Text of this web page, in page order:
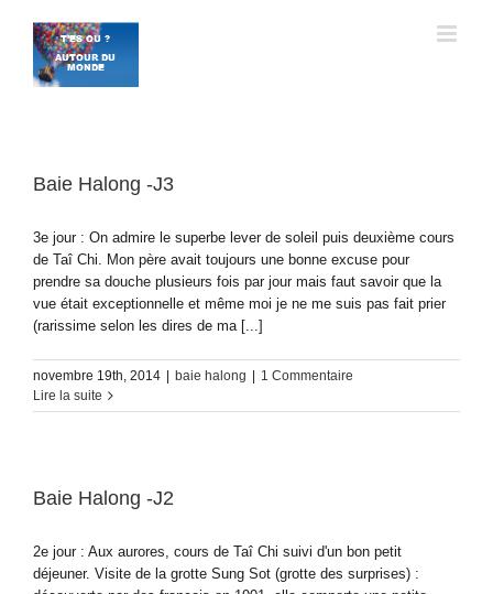
contenu
Baie Halong -J3
3e jour : On admire le superbe lever de soleil puis deuxième cours
de Taî Chi. Mon père avait toujours une bonne excuse pour
prendre sa douche plusieurs fois par jour mais faut savoir que la
vue était exceptionnelle et même moi je ne me suis pas fait prier
(rarissime selon les dires de ma [...]
novembre 19th, 2014 baie halong
1 Commentaire
Lire la suite
Baie Halong -J2
2e jour : Aux aurores, cours de Taî Chi suivi d'un bon petit
déjeuner. Visite de la grotte Sung Sot (grotte des surprises) :